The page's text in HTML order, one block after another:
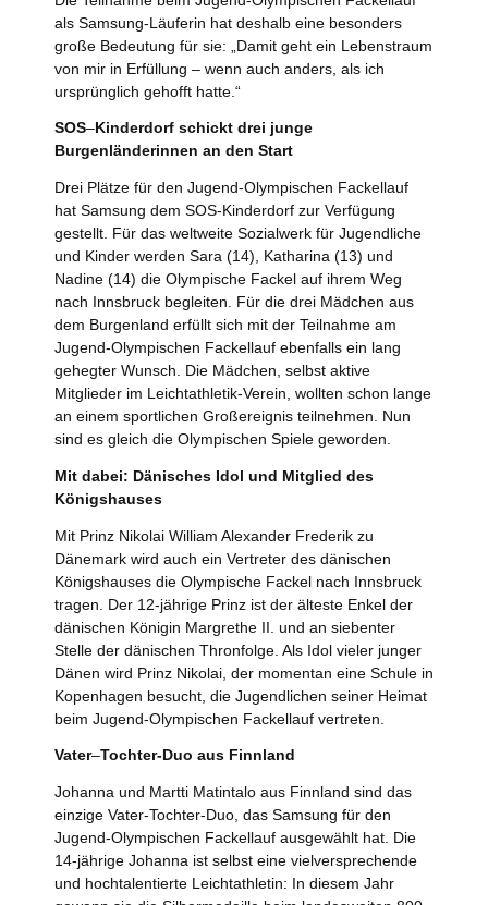
als Samsung-Läuferin hat deshalb eine besonders
große Bedeutung für sie: „Damit geht ein Lebenstraum
von mir in Erfüllung – wenn auch anders, als ich
ursprünglich gehofft hatte.“
SOS–Kinderdorf schickt drei junge
Burgenländerinnen an den Start
Drei Plätze für den Jugend-Olympischen Fackellauf
hat Samsung dem SOS-Kinderdorf zur Verfügung
gestellt. Für das weltweite Sozialwerk für Jugendliche
und Kinder werden Sara (14), Katharina (13) und
Nadine (14) die Olympische Fackel auf ihrem Weg
nach Innsbruck begleiten. Für die drei Mädchen aus
dem Burgenland erfüllt sich mit der Teilnahme am
Jugend-Olympischen Fackellauf ebenfalls ein lang
gehegter Wunsch. Die Mädchen, selbst aktive
Mitglieder im Leichtathletik-Verein, wollten schon lange
an einem sportlichen Großereignis teilnehmen. Nun
sind es gleich die Olympischen Spiele geworden.
Mit dabei: Dänisches Idol und Mitglied des
Königshauses
Mit Prinz Nikolai William Alexander Frederik zu
Dänemark wird auch ein Vertreter des dänischen
Königshauses die Olympische Fackel nach Innsbruck
tragen. Der 12-jährige Prinz ist der älteste Enkel der
dänischen Königin Margrethe II. und an siebenter
Stelle der dänischen Thronfolge. Als Idol vieler junger
Dänen wird Prinz Nikolai, der momentan eine Schule in
Kopenhagen besucht, die Jugendlichen seiner Heimat
beim Jugend-Olympischen Fackellauf vertreten.
Vater–Tochter-Duo aus Finnland
Johanna und Martti Matintalo aus Finnland sind das
einzige Vater-Tochter-Duo, das Samsung für den
Jugend-Olympischen Fackellauf ausgewählt hat. Die
14-jährige Johanna ist selbst eine vielversprechende
und hochtalentierte Leichtathletin: In diesem Jahr